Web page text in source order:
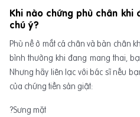
Khi nào chứng phù chân
chú ý?
Phù nề ở mắt cá chân và bàn chân
bình thường khi đang mang thai,
Nhưng hãy liên lạc với bác sĩ nếu
của chứng tiền sản giật:
?Sưng mặt